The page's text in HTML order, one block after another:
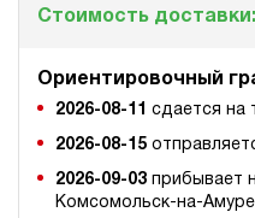
Стоимость доставки:
Ориентировочный
2026-08-11 сдается на
2026-08-15
2026-09-03 прибывает
Комсомольск-на-Амуре